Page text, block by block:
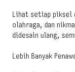
Lihat setiap piksel
olahraga, dan
didesain ulang,
Lebih Banyak